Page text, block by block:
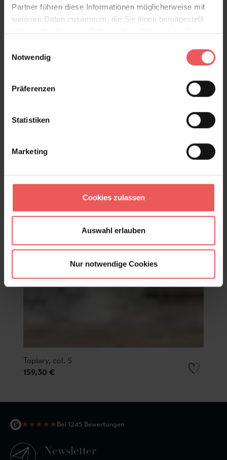
Partner führen diese Informationen möglicherweise mit
weiteren Daten zusammen, die Sie ihnen bereitgestellt
Notwendig
Präferenzen
Statistiken
Marketing
Cookies zulassen
Auswahl erlauben
Nur notwendige Cookies
+49 (0)221 932 81 82
Topiary, col. 5
159,30 €
★★★★★Bei 1245 Bewertungen
Newsletter